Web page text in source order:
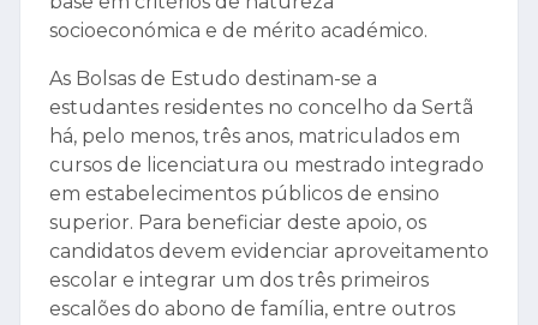
socioeconómica e de mérito académico.
As Bolsas de Estudo destinam-se a
estudantes residentes no concelho da Sertã
há, pelo menos, três anos, matriculados em
cursos de licenciatura ou mestrado integrado
em estabelecimentos públicos de ensino
superior. Para beneficiar deste apoio, os
candidatos devem evidenciar aproveitamento
escolar e integrar um dos três primeiros
escalões do abono de família, entre outros